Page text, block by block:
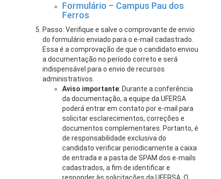
Formulário – Campus Pau dos
Ferros
Passo: Verifique e salve o comprovante de envio
do formulário enviado para o e-mail cadastrado.
Essa é a comprovação de que o candidato enviou
a documentação no período correto e será
indispensável para o envio de recursos
administrativos.
Aviso importante: Durante a conferência
da documentação, a equipe da UFERSA
poderá entrar em contato por e-mail para
solicitar esclarecimentos, correções e
documentos complementares. Portanto, é
de responsabilidade exclusiva do
candidato verificar periodicamente a caixa
de entrada e a pasta de SPAM dos e-mails
cadastrados, a fim de identificar e